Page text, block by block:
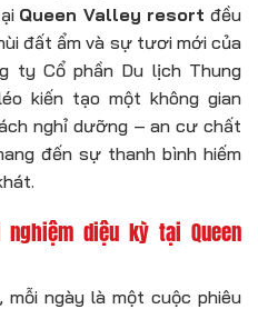
Queen Valley resort đều
đất ẩm và sự tươi mới của
ty Cổ phần Du lịch Thung
kiến tạo một không gian
nghỉ dưỡng – an cư chất
đến sự thanh bình hiếm
diệu kỳ tại Queen
mỗi ngày là một cuộc phiêu